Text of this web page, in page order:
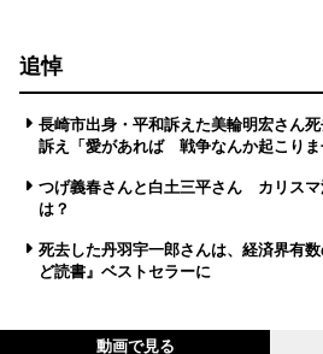
追悼
長崎市出身・平和訴えた美輪明宏さん
訴え「愛があれば 戦争なんか起こりま
つげ義春さんと白土三平さん カリスマ
は？
死去した丹羽宇一郎さんは、経済界有
ど読書』ベストセラーに
動画で見る